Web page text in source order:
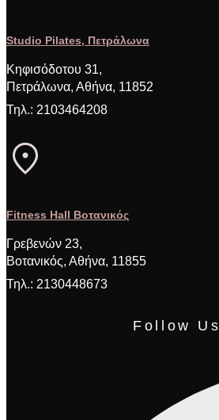
Studio Pilates, Πετράλωνα
Κηφισόδοτου 31,
Πετράλωνα, Αθήνα, 11852
Τηλ.: 2103464208
Fitness Hall Βοτανικός
Γρεβενών 23,
Βοτανικός, Αθήνα, 11855
Τηλ.: 2130448673
Follow Us